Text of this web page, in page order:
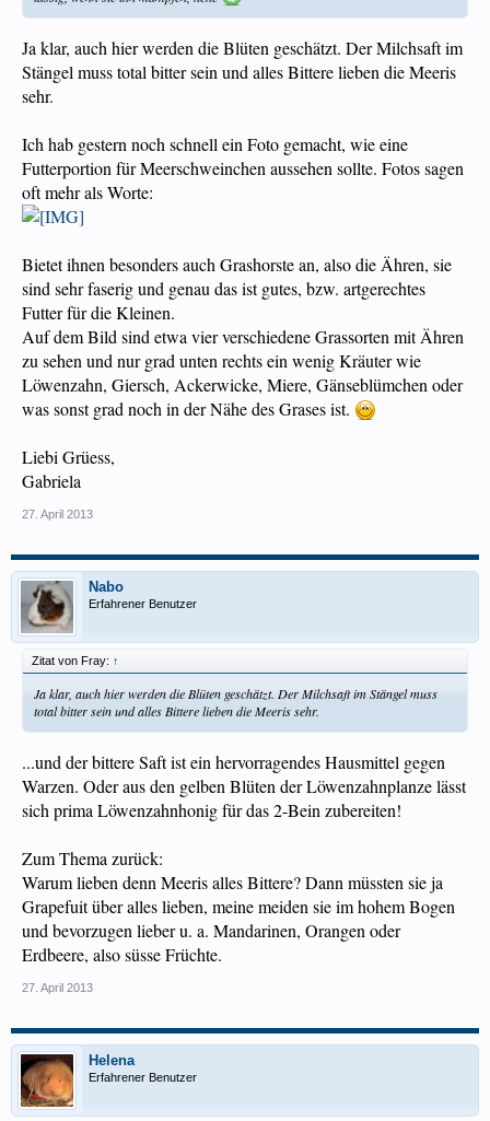
Ja klar, auch hier werden die Blüten geschätzt. Der Milchsaft im
Stängel muss total bitter sein und alles Bittere lieben die Meeris
sehr.
Ich hab gestern noch schnell ein Foto gemacht, wie eine
Futterportion für Meerschweinchen aussehen sollte. Fotos sagen
oft mehr als Worte:
Bietet ihnen besonders auch Grashorste an, also die Ähren, sie
sind sehr faserig und genau das ist gutes, bzw. artgerechtes
Futter für die Kleinen.
Auf dem Bild sind etwa vier verschiedene Grassorten mit Ähren
zu sehen und nur grad unten rechts ein wenig Kräuter wie
Löwenzahn, Giersch, Ackerwicke, Miere, Gänseblümchen oder
was sonst grad noch in der Nähe des Grases ist.
Liebi Grüess,
Gabriela
27. April 2013
Nabo
Erfahrener Benutzer
Zitat von Fray: ↑
Ja klar, auch hier werden die Blüten geschätzt. Der Milchsaft im Stängel muss
total bitter sein und alles Bittere lieben die Meeris sehr.
...und der bittere Saft ist ein hervorragendes Hausmittel gegen
Warzen. Oder aus den gelben Blüten der Löwenzahnplanze lässt
sich prima Löwenzahnhonig für das 2-Bein zubereiten!
Zum Thema zurück:
Warum lieben denn Meeris alles Bittere? Dann müssten sie ja
Grapefuit über alles lieben, meine meiden sie im hohem Bogen
und bevorzugen lieber u. a. Mandarinen, Orangen oder
Erdbeere, also süsse Früchte.
27. April 2013
Helena
Erfahrener Benutzer